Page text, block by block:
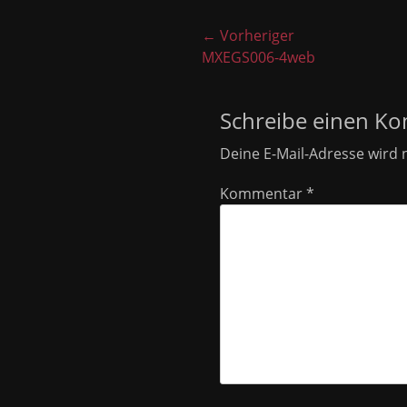
Beitragsnavigation
← Vorheriger
Vorheriger
MXEGS006-4web
Schreibe einen
Deine E-Mail-Adresse
Kommentar*